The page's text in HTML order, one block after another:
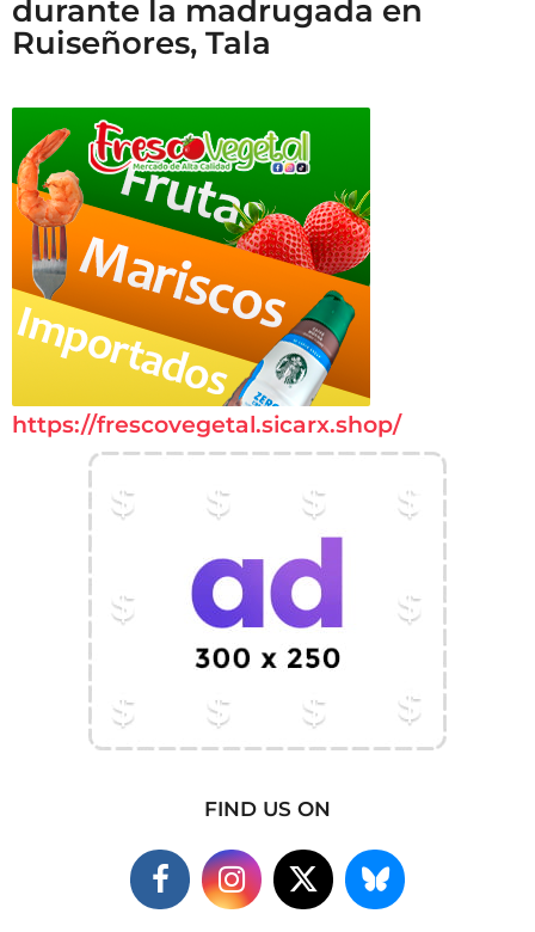
durante la madrugada en
Ruiseñores, Tala
https://frescovegetal.sicarx.shop/
FIND US ON